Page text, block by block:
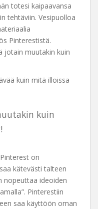
totesi kaipaavansa
tehtäviin. Vesipuolloa
Pinterestistä.
jotain muutakin kuin
kuin mitä illoissa
kuin
on
kätevästi talteen
nopeuttaa ideoiden
Pinterestiin
saa käyttöön oman